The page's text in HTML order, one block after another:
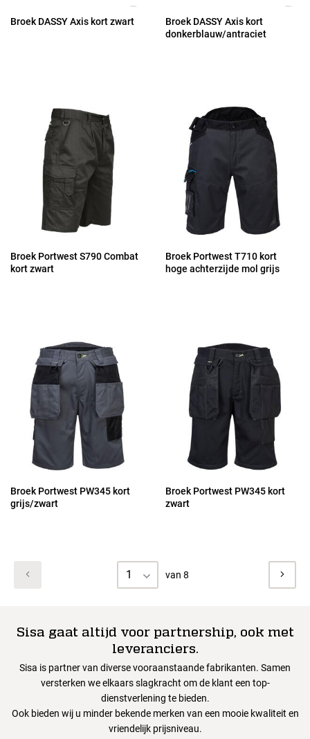
Broek DASSY Axis kort zwart
Broek DASSY Axis kort
donkerblauw/antraciet
Broek Portwest S790 Combat
kort zwart
Broek Portwest T710 kort
hoge achterzijde mol grijs
Broek Portwest PW345 kort
grijs/zwart
Broek Portwest PW345 kort
zwart
1 van 8
Sisa gaat altijd voor partnership, ook met
leveranciers.
Sisa is partner van diverse vooraanstaande fabrikanten. Samen
versterken we elkaars slagkracht om de klant een top-
dienstverlening te bieden.
Ook bieden wij u minder bekende merken van een mooie kwaliteit en
vriendelijk prijsniveau.